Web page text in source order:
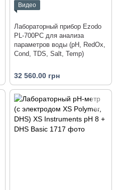
Видео
Лабораторный прибор Ezodo
PL-700PC для анализа
параметров воды (рН, RedOx,
Cond, TDS, Salt, Temp)
32 560.00 грн